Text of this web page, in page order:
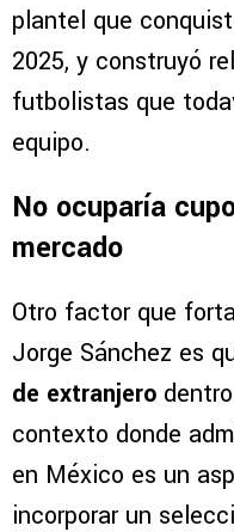
plantel que
2025, y construyó
futbolistas que
equipo.
No ocuparía
mercado
Otro factor que
Jorge Sánchez es
de extranjero
contexto donde
en México es un
incorporar un